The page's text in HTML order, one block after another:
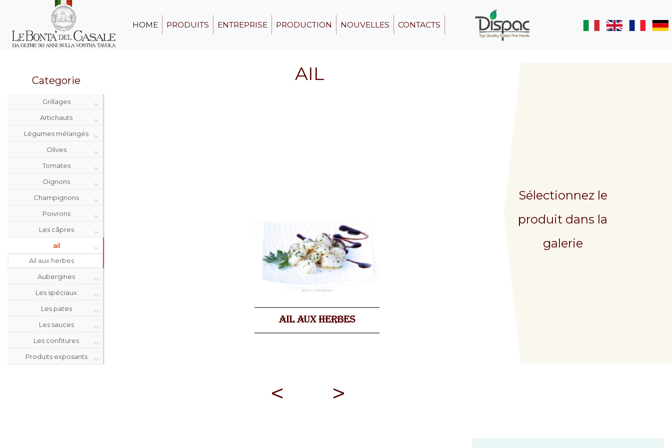
HOME PRODUITS ENTREPRISE PRODUCTION NOUVELLES CONTACTS
Categorie
Grillages
Artichauts
Légumes mélangés
Olives
Tomates
Oignons
Champignons
Poivrons
Les câpres
ail
Ail aux herbes
Aubergines
Les spéciaux
Les pates
Les sauces
Les confitures
Produits exposants
AIL
AIL AUX HERBES
< >
Sélectionnez le
produit dans la
galerie